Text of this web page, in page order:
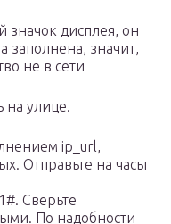
значок дисплея, он
заполнена, значит,
не в сети
на улице.
ip_url,
Отправьте на часы
Сверьте
По надобности